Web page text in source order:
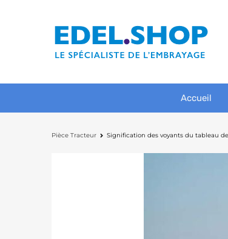
Accueil
Pièce Tracteur Signification des voyants du tableau